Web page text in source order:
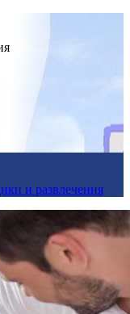
и развлечения